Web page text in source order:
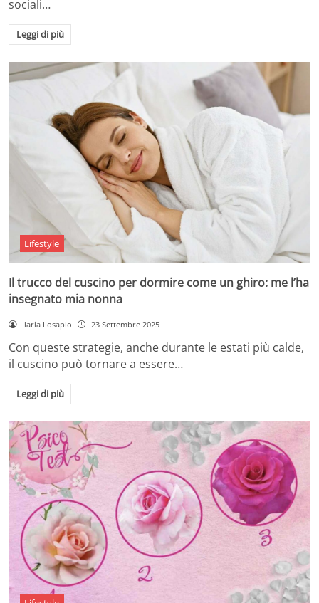
sociali…
Leggi di più
Lifestyle
Il trucco del cuscino per dormire come un ghiro: me l’ha
insegnato mia nonna
Ilaria Losapio 23 Settembre 2025
Con queste strategie, anche durante le estati più calde,
il cuscino può tornare a essere…
Leggi di più